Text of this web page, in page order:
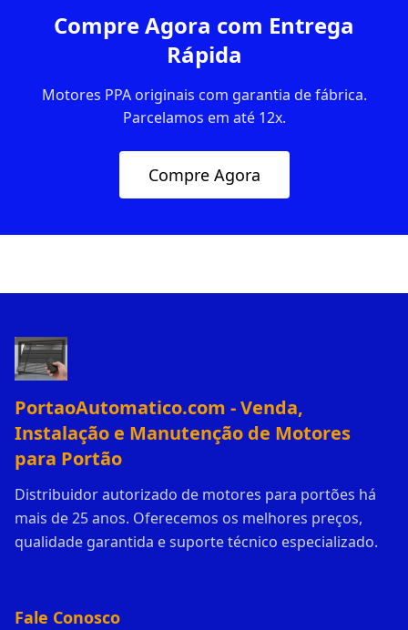
Compre Agora com Entrega
Rápida
Motores PPA originais com garantia de fábrica.
Parcelamos em até 12x.
Compre Agora
PortaoAutomatico.com - Venda,
Instalação e Manutenção de Motores
para Portão
Distribuidor autorizado de motores para portões há
mais de 25 anos. Oferecemos os melhores preços,
qualidade garantida e suporte técnico especializado.
Fale Conosco